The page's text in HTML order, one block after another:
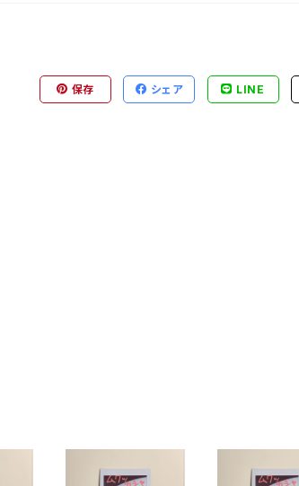
保存 シェア LINE